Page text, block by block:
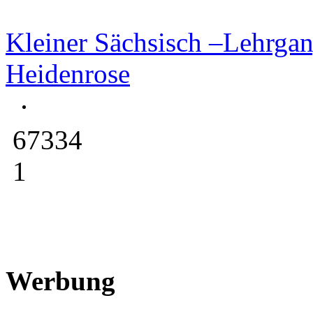
Kleiner Sächsisch
Heidenrose
67334
1
Werbung